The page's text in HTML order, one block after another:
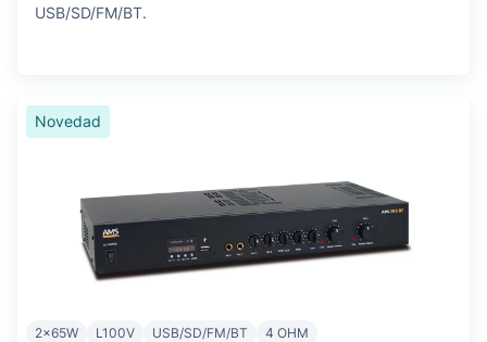
USB/SD/FM/BT.
Novedad
2x65W L100V USB/SD/FM/BT 4 OHM